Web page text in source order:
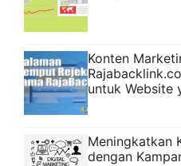
Konten
untuk Website
Meningkatkan
dengan